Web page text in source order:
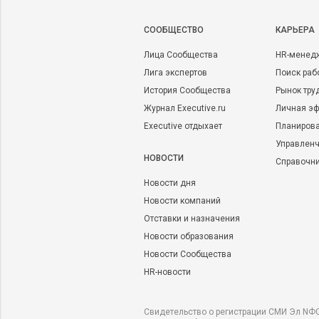
CООБЩЕСТВО
Лица Сообщества
Лига экспертов
История Сообщества
Журнал Executive.ru
Executive отдыхает
НОВОСТИ
Новости дня
Новости компаний
Отставки и назначения
Новости образования
Новости Сообщества
HR-новости
КАРЬЕРА
HR-
Поиск
Рынок
Личная
Свидетельство о регистрации СМИ Эл